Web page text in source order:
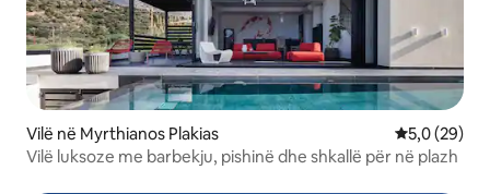
Vilë në Myrthianos Plakias Vlerësimi
5,0 (29)
Vilë luksoze me barbekju, pishinë dhe shkallë për në plazh